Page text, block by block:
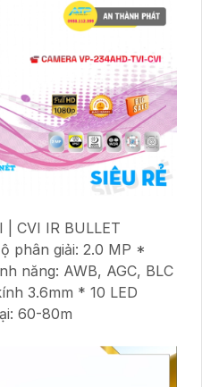
CVI IR BULLET
phân giải: 2.0 MP *
năng: AWB, AGC, BLC
3.6mm * 10 LED
60-80m